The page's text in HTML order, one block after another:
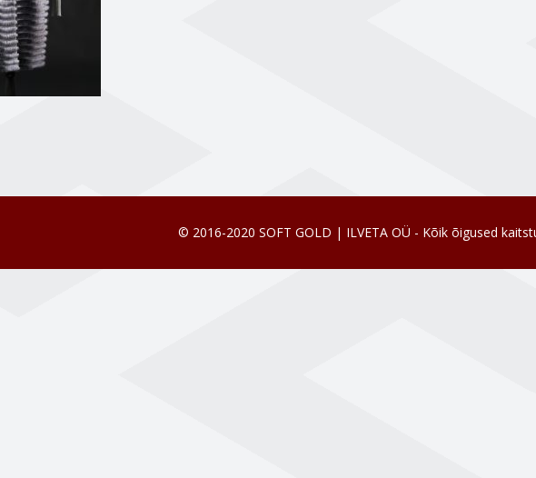
© 2016-2020 SOFT GOLD | ILVETA OÜ - Kõik õigused